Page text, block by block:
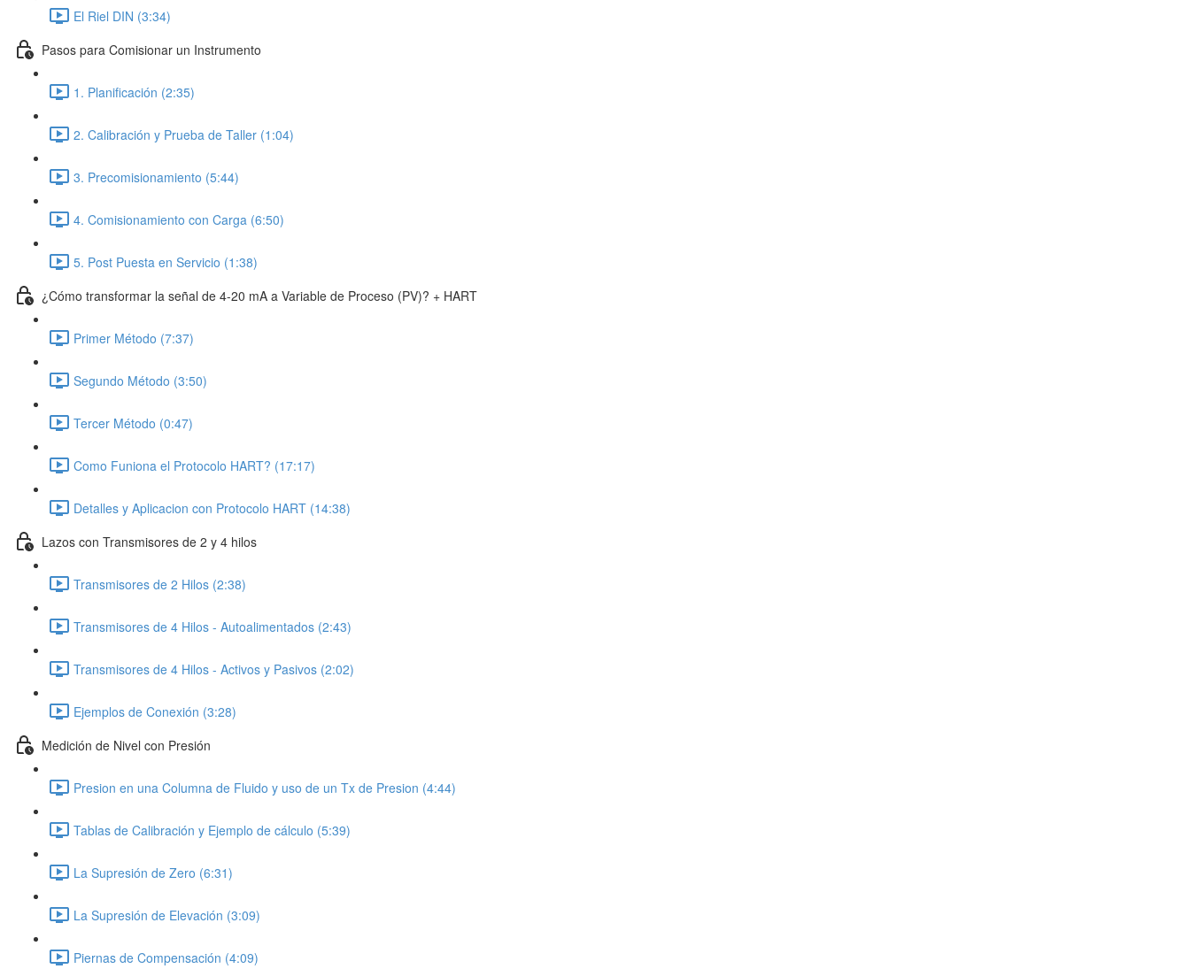
El Riel DIN (3:34)
Pasos para Comisionar un Instrumento
1. Planificación (2:35)
2. Calibración y Prueba de Taller (1:04)
3. Precomisionamiento (5:44)
4. Comisionamiento con Carga (6:50)
5. Post Puesta en Servicio (1:38)
¿Cómo transformar la señal de 4-20 mA a Variable de Proceso (PV)? + HART
Primer Método (7:37)
Segundo Método (3:50)
Tercer Método (0:47)
Como Funiona el Protocolo HART? (17:17)
Detalles y Aplicacion con Protocolo HART (14:38)
Lazos con Transmisores de 2 y 4 hilos
Transmisores de 2 Hilos (2:38)
Transmisores de 4 Hilos - Autoalimentados (2:43)
Transmisores de 4 Hilos - Activos y Pasivos (2:02)
Ejemplos de Conexión (3:28)
Medición de Nivel con Presión
Presion en una Columna de Fluido y uso de un Tx de Presion (4:44)
Tablas de Calibración y Ejemplo de cálculo (5:39)
La Supresión de Zero (6:31)
La Supresión de Elevación (3:09)
Piernas de Compensación (4:09)